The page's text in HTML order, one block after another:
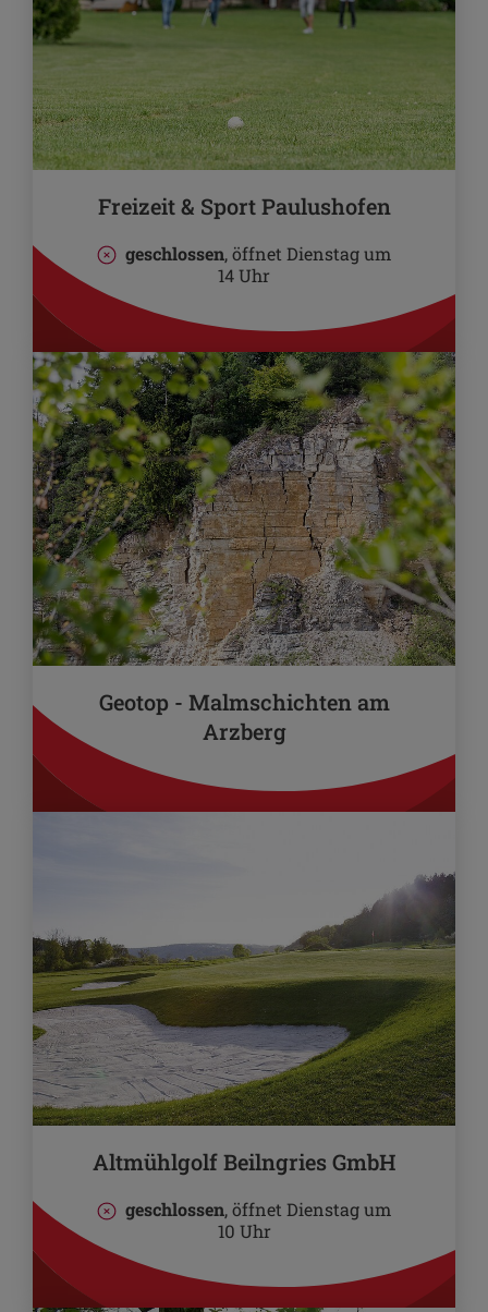
Freizeit & Sport Paulushofen
geschlossen, öffnet Dienstag um
14 Uhr
Geotop - Malmschichten am
Arzberg
Altmühlgolf Beilngries GmbH
geschlossen, öffnet Dienstag um
10 Uhr